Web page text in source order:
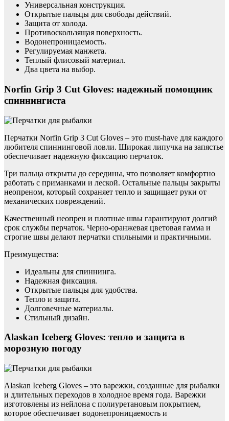
Универсальная конструкция.
Открытые пальцы для свободы действий.
Защита от холода.
Противоскользящая поверхность.
Водонепроницаемость.
Регулируемая манжета.
Теплый флисовый материал.
Два цвета на выбор.
Norfin Grip 3 Cut Gloves: надежный помощник
спиннингиста
Перчатки Norfin Grip 3 Cut Gloves – это must-have для каждого
любителя спиннинговой ловли. Широкая липучка на запястье
обеспечивает надежную фиксацию перчаток.
Три пальца открыты до середины, что позволяет комфортно
работать с приманками и леской. Остальные пальцы закрыты
неопреном, который сохраняет тепло и защищает руки от
механических повреждений.
Качественный неопрен и плотные швы гарантируют долгий
срок службы перчаток. Черно-оранжевая цветовая гамма и
строгие швы делают перчатки стильными и практичными.
Преимущества:
Идеальны для спиннинга.
Надежная фиксация.
Открытые пальцы для удобства.
Тепло и защита.
Долговечные материалы.
Стильный дизайн.
Alaskan Iceberg Gloves: тепло и защита в
морозную погоду
Alaskan Iceberg Gloves – это варежки, созданные для рыбалки
и длительных переходов в холодное время года. Варежки
изготовлены из нейлона с полиуретановым покрытием,
которое обеспечивает водонепроницаемость и